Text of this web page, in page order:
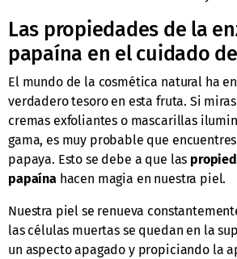
Las propiedades de la
papaína en el cuidado
El mundo de la cosmética natural ha
verdadero tesoro en esta fruta. Si
cremas exfoliantes o mascarillas
gama, es muy probable que
papaya. Esto se debe a que las
papaínahacen magia en nuestra piel.
Nuestra piel se renueva
las células muertas se quedan en la
un aspecto apagado y propiciando la